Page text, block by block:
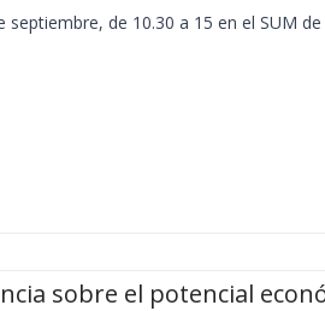
septiembre, de 10.30 a 15 en el SUM de
sobre el potencial